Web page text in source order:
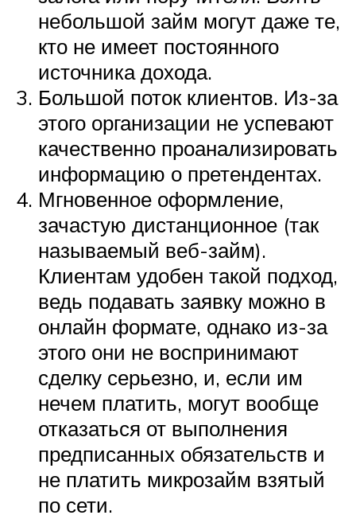
небольшой займ могут даже те,
кто не имеет постоянного
источника дохода.
Большой поток клиентов. Из-за
этого организации не успевают
качественно проанализировать
информацию о претендентах.
Мгновенное оформление,
зачастую дистанционное (так
называемый веб-займ).
Клиентам удобен такой подход,
ведь подавать заявку можно в
онлайн формате, однако из-за
этого они не воспринимают
сделку серьезно, и, если им
нечем платить, могут вообще
отказаться от выполнения
предписанных обязательств и
не платить микрозайм взятый
по сети.